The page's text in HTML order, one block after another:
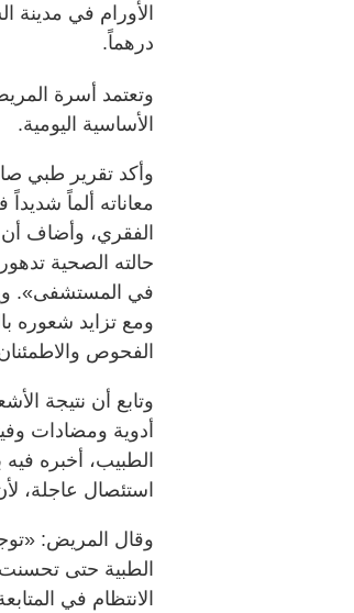
درهماً.
الأساسية اليومية.
وأكد تقرير طبي
معاناته ألماً
الفقري، وأضاف
حالته الصحية
في المستشفى».
ومع تزايد شعوره
الفحوص
وتابع أن نتيجة
أدوية ومضادات
الطبيب، أخبره
استئصال عاجلة،
وقال المريض:
الطبية حتى
الانتظام في